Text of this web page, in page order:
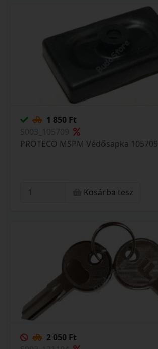
1 850 Ft
PROTECO MSPM Védősapka 105709
Kosárba tesz
2 050 Ft